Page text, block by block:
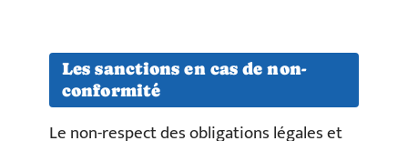
Les sanctions en cas de non-
conformité
Le non-respect des obligations légales et